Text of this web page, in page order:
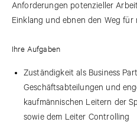
Anforderungen potenzieller
Einklang und ebnen den Weg für
Ihre Aufgaben
Zuständigkeit als Business
Geschäftsabteilungen und
kaufmännischen Leitern der
sowie dem Leiter Controlling